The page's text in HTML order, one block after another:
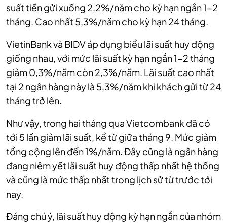
suất tiền gửi xuống 2,2%/năm cho kỳ hạn ngắn 1-2
tháng. Cao nhất 5,3%/năm cho kỳ hạn 24 tháng.
VietinBank và BIDV áp dụng biểu lãi suất huy động
giống nhau, với mức lãi suất kỳ hạn ngắn 1-2 tháng
giảm 0,3%/năm còn 2,3%/năm. Lãi suất cao nhất
tại 2 ngân hàng này là 5,3%/năm khi khách gửi từ 24
tháng trở lên.
Như vậy, trong hai tháng qua Vietcombank đã có
tới 5 lần giảm lãi suất, kể từ giữa tháng 9. Mức giảm
tổng cộng lên đến 1%/năm.Đây cũng là ngân hàng
đang niêm yết lãi suất huy động thấp nhất hệ thống
và cũng là mức thấp nhất trong lịch sử từ trước tới
nay.
Đáng chú ý, lãi suất huy động kỳ hạn ngắn của nhóm